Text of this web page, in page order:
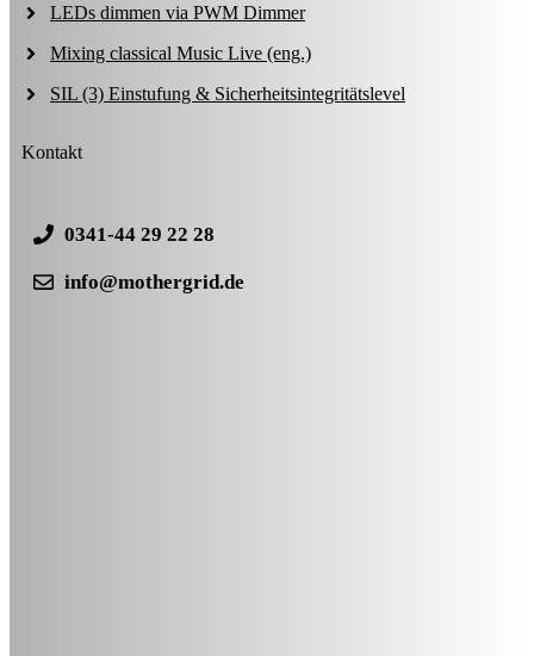
LEDs dimmen via PWM Dimmer
Mixing classical Music Live (eng.)
SIL (3) Einstufung & Sicherheitsintegritätslevel
Kontakt
0341-44 29 22 28
info@mothergrid.de